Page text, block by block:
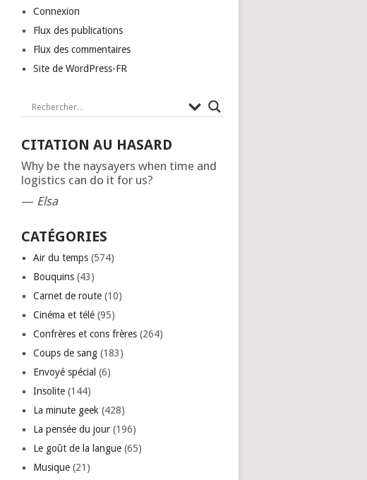
Connexion
Flux des publications
Flux des commentaires
Site de WordPress-FR
CITATION AU HASARD
Why be the naysayers when time and
logistics can do it for us?
— Elsa
CATÉGORIES
Air du temps (574)
Bouquins (43)
Carnet de route (10)
Cinéma et télé (95)
Confrères et cons frères (264)
Coups de sang (183)
Envoyé spécial (6)
Insolite (144)
La minute geek (428)
La pensée du jour (196)
Le goût de la langue (65)
Musique (21)